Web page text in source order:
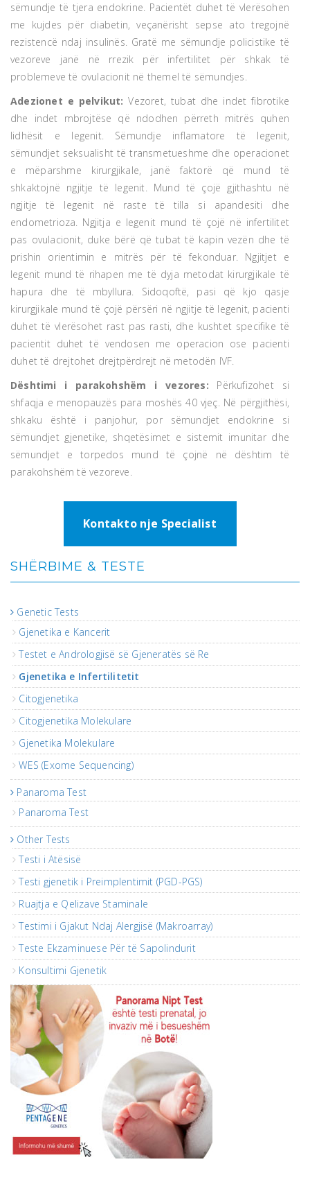
sëmundje të tjera endokrine. Pacientët duhet të vlerësohen
me kujdes për diabetin, veçanërisht sepse ato tregojnë
rezistencë ndaj insulinës. Gratë me sëmundje policistike të
vezoreve janë në rrezik për infertilitet për shkak të
problemeve të ovulacionit në themel të sëmundjes.
Adezionet e pelvikut: Vezoret, tubat dhe indet fibrotike
dhe indet mbrojtëse që ndodhen përreth mitrës quhen
lidhësit e legenit. Sëmundje inflamatore të legenit,
sëmundjet seksualisht të transmetueshme dhe operacionet
e mëparshme kirurgjikale, janë faktorë që mund të
shkaktojnë ngjitje të legenit. Mund të çojë gjithashtu në
ngjitje të legenit në raste të tilla si apandesiti dhe
endometrioza. Ngjitja e legenit mund të çojë në infertilitet
pas ovulacionit, duke bërë që tubat të kapin vezën dhe të
prishin orientimin e mitrës për të fekonduar. Ngjitjet e
legenit mund të rihapen me të dyja metodat kirurgjikale të
hapura dhe të mbyllura. Sidoqoftë, pasi që kjo qasje
kirurgjikale mund të çojë përsëri në ngjitje të legenit, pacienti
duhet të vlerësohet rast pas rasti, dhe kushtet specifike të
pacientit duhet të vendosen me operacion ose pacienti
duhet të drejtohet drejtpërdrejt në metodën IVF.
Dështimi i parakohshëm i vezores: Përkufizohet si
shfaqja e menopauzës para moshës 40 vjeç. Në përgjithësi,
shkaku është i panjohur, por sëmundjet endokrine si
sëmundjet gjenetike, shqetësimet e sistemit imunitar dhe
sëmundjet e torpedos mund të çojnë në dështim të
parakohshëm të vezoreve.
Kontakto nje Specialist
SHËRBIME & TESTE
Genetic Tests
Gjenetika e Kancerit
Testet e Andrologjisë së Gjeneratës së Re
Gjenetika e Infertilitetit
Citogjenetika
Citogjenetika Molekulare
Gjenetika Molekulare
WES (Exome Sequencing)
Panaroma Test
Panaroma Test
Other Tests
Testi i Atësisë
Testi gjenetik i Preimplentimit (PGD-PGS)
Ruajtja e Qelizave Staminale
Testimi i Gjakut Ndaj Alergjisë (Makroarray)
Teste Ekzaminuese Për të Sapolindurit
Konsultimi Gjenetik